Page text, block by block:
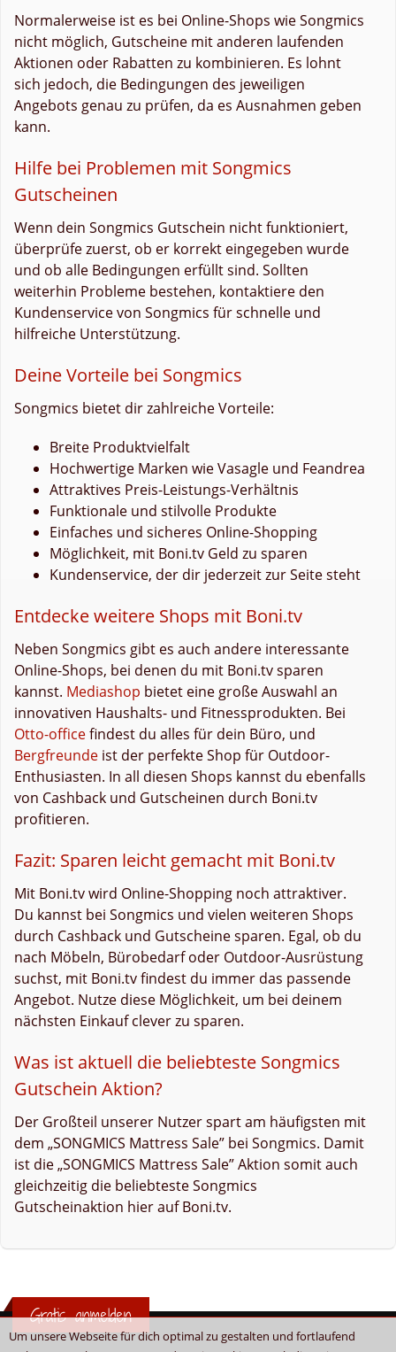
Um unsere Webseite für dich optimal zu gestalten und fortlaufend
Normalerweise ist es bei Online-Shops wie Songmics
nicht möglich, Gutscheine mit anderen laufenden
Aktionen oder Rabatten zu kombinieren. Es lohnt
sich jedoch, die Bedingungen des jeweiligen
Angebots genau zu prüfen, da es Ausnahmen geben
kann.
Hilfe bei Problemen mit Songmics
Gutscheinen
Wenn dein Songmics Gutschein nicht funktioniert,
überprüfe zuerst, ob er korrekt eingegeben wurde
und ob alle Bedingungen erfüllt sind. Sollten
weiterhin Probleme bestehen, kontaktiere den
Kundenservice von Songmics für schnelle und
hilfreiche Unterstützung.
Deine Vorteile bei Songmics
Songmics bietet dir zahlreiche Vorteile:
Breite Produktvielfalt
Hochwertige Marken wie Vasagle und Feandrea
Attraktives Preis-Leistungs-Verhältnis
Funktionale und stilvolle Produkte
Einfaches und sicheres Online-Shopping
Möglichkeit, mit Boni.tv Geld zu sparen
Kundenservice, der dir jederzeit zur Seite steht
Entdecke weitere Shops mit Boni.tv
Neben Songmics gibt es auch andere interessante
Online-Shops, bei denen du mit Boni.tv sparen
kannst. Mediashop bietet eine große Auswahl an
innovativen Haushalts- und Fitnessprodukten. Bei
Otto-officefindest du alles für dein Büro, und
Bergfreunde ist der perfekte Shop für Outdoor-
Enthusiasten. In all diesen Shops kannst du ebenfalls
von Cashback und Gutscheinen durch Boni.tv
profitieren.
Fazit: Sparen leicht gemacht mit Boni.tv
Mit Boni.tv wird Online-Shopping noch attraktiver.
Du kannst bei Songmics und vielen weiteren Shops
durch Cashback und Gutscheine sparen. Egal, ob du
nach Möbeln, Bürobedarf oder Outdoor-Ausrüstung
suchst, mit Boni.tv findest du immer das passende
Angebot. Nutze diese Möglichkeit, um bei deinem
nächsten Einkauf clever zu sparen.
Was ist aktuell die beliebteste Songmics
Gutschein Aktion?
Der Großteil unserer Nutzer spart am häufigsten mit
dem „SONGMICS Mattress Sale” bei Songmics. Damit
ist die „SONGMICS Mattress Sale” Aktion somit auch
gleichzeitig die beliebteste Songmics
Gutscheinaktion hier auf Boni.tv.
Gratis anmelden